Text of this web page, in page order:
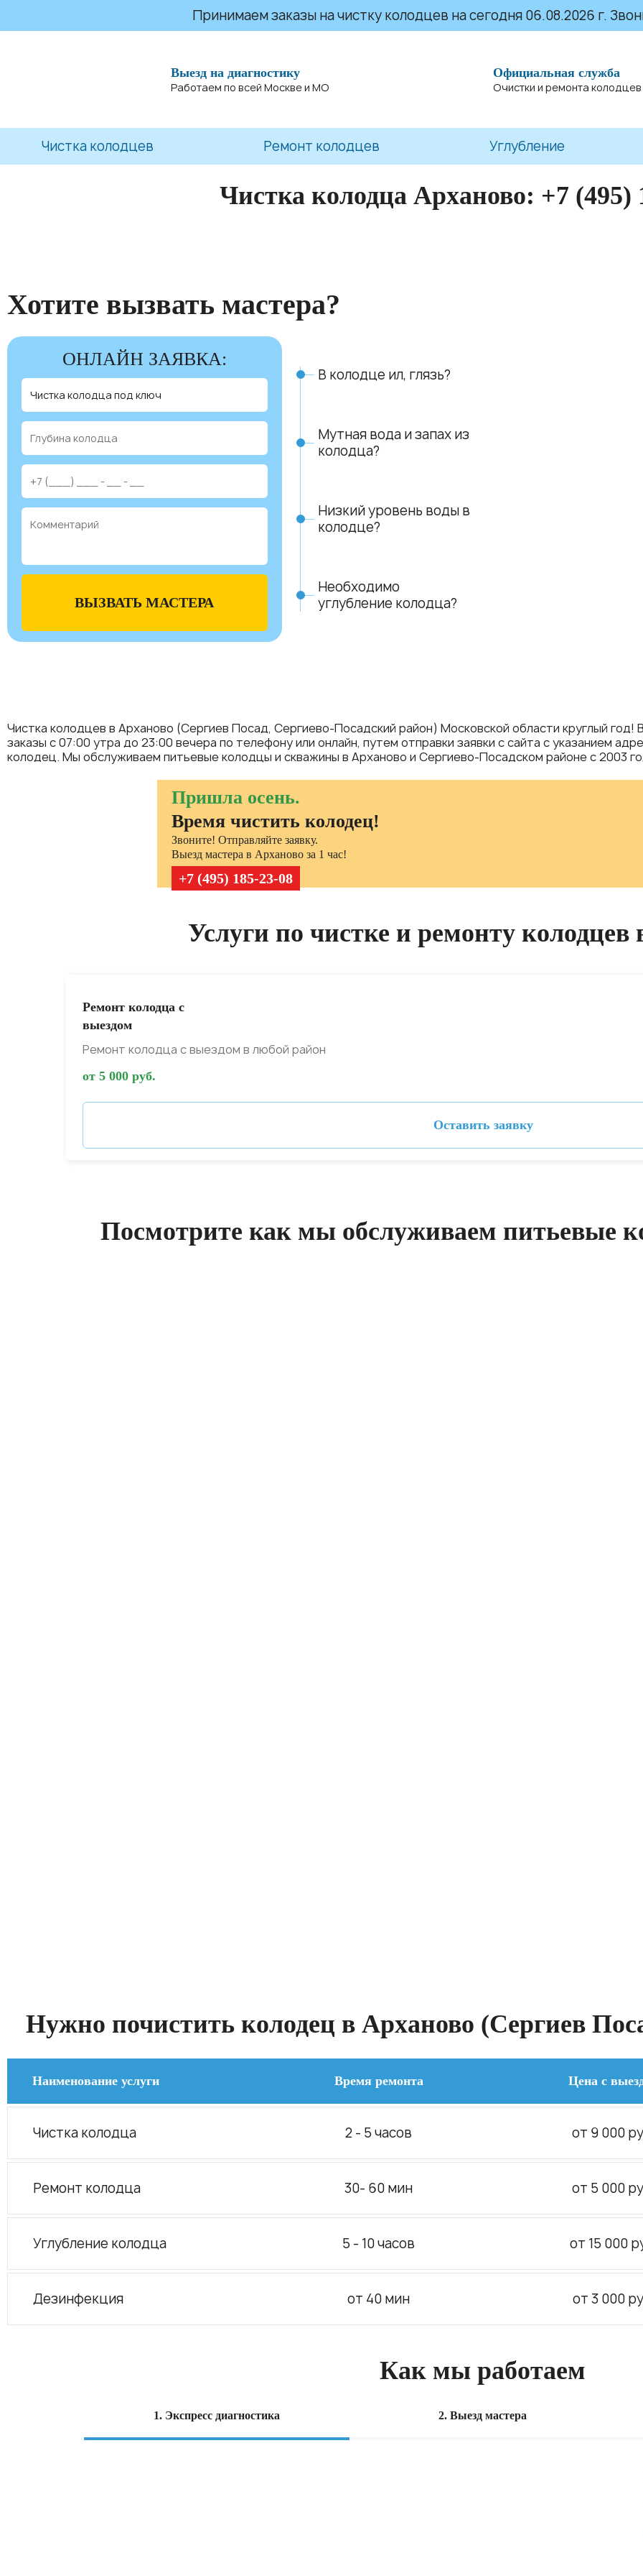
Принимаем заказы на чистку колодцев на сегодня 06.08.2026 г.
Выезд на диагностику
Работаем по всей Москве и МО
Официальная служба
Очистки и ремонта колодцев
Чистка колодцев Ремонт колодцев Углубление
Чистка колодца Арханово: +7 (495)
Хотите вызвать мастера?
ОНЛАЙН ЗАЯВКА:
ВЫЗВАТЬ МАСТЕРА
В колодце ил, глязь?
Мутная вода и запах из
колодца?
Низкий уровень воды в
колодце?
Необходимо
углубление колодца?
Чистка колодцев в Арханово (Сергиев Посад, Сергиево-Посадский район) Московской области круглый
заказы с 07:00 утра до 23:00 вечера по телефону или онлайн, путем отправки заявки с сайта с указанием
колодец. Мы обслуживаем питьевые колодцы и скважины в Арханово и Сергиево-Посадском районе с 2003
Пришла осень.
Время чистить колодец!
Звоните! Отправляйте заявку.
Выезд мастера в Арханово за 1 час!
+7 (495) 185-23-08
Услуги по чистке и ремонту колодцев
Ремонт колодца с
выездом
Ремонт колодца с выездом в любой район
от 5 000 руб.
Оставить заявку
Посмотрите как мы обслуживаем питьевые
Нужно почистить колодец в Арханово (Сергиев
Наименование услуги Время ремонта Цена с
Чистка колодца 2 - 5 часов от 9 000
Ремонт колодца 30- 60 мин от 5 000
Углубление колодца 5 - 10 часов от 15 000
Дезинфекция от 40 мин от 3 000
Как мы работаем
1. Экспресс диагностика 2. Выезд мастера